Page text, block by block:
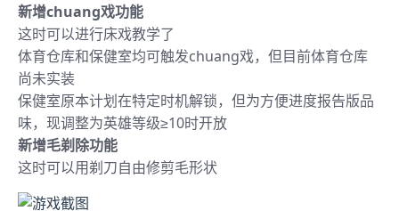
新增chuang戏功能
这时可以进行床戏教学了
体育仓库和保健室均可触发chuang戏，但目前体育仓库
尚未实装
保健室原本计划在特定时机解锁，但为方便进度报告版品
味，现调整为英雄等级≥10时开放
新增毛剃除功能
这时可以用剃刀自由修剪毛形状